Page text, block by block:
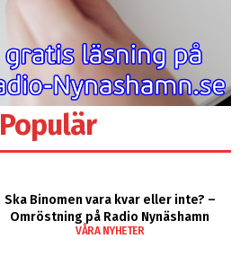
Populär
Ska Binomen vara kvar eller inte? –
Omröstning på Radio Nynäshamn
VÅRA NYHETER